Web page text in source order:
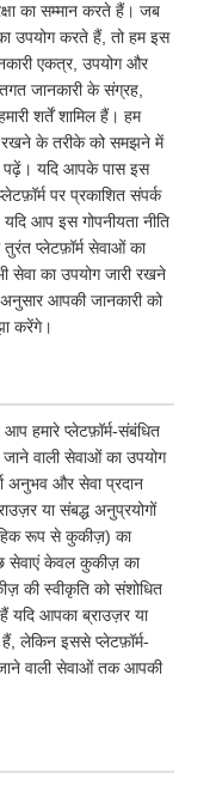
का सम्मान करते हैं। जब
का उपयोग करते हैं, तो हम इस
एकत्र, उपयोग और
जानकारी के संग्रह,
शर्तें शामिल हैं। हम
रखने के तरीके को समझने में
पढ़ें। यदि आपके पास इस
पर प्रकाशित संपर्क
आप इस गोपनीयता नीति
प्लेटफ़ॉर्म सेवाओं का
सेवा का उपयोग जारी रखने
आपकी जानकारी को
करेंगे।
हमारे प्लेटफ़ॉर्म-संबंधित
जाने वाली सेवाओं का उपयोग
अनुभव और सेवा प्रदान
या संबद्ध अनुप्रयोगों
रूप से कुकीज़) का
सेवाएं केवल कुकीज़ का
की स्वीकृति को संशोधित
आपका ब्राउज़र या
लेकिन इससे प्लेटफ़ॉर्म-
जाने वाली सेवाओं तक आपकी